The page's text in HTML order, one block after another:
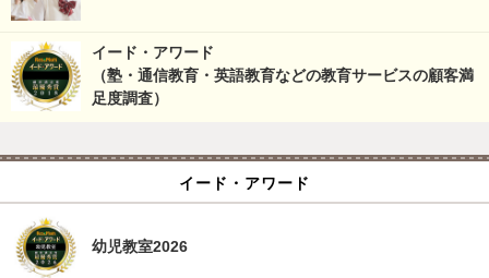
イード・アワード
（塾・通信教育・英語教育などの教育サービスの顧客満
足度調査）
イード・アワード
幼児教室2026